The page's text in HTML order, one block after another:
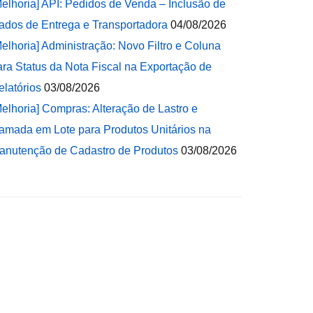
API: Pedidos de Venda – Inclusão de
de Entrega e Transportadora 04/08/2026
Administração: Novo Filtro e Coluna
Status da Nota Fiscal na Exportação de
03/08/2026
Compras: Alteração de Lastro e
em Lote para Produtos Unitários na
de Cadastro de Produtos 03/08/2026